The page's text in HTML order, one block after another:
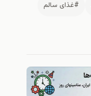
#غذای سالم